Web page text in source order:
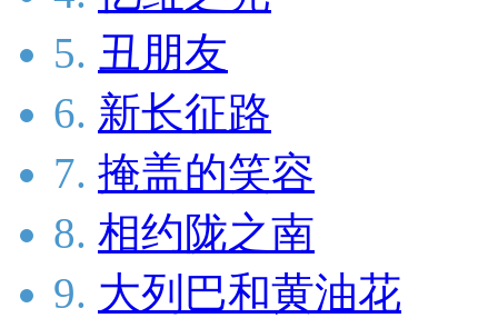
5. 丑朋友
6. 新长征路
7. 掩盖的笑容
8. 相约陇之南
9. 大列巴和黄油花